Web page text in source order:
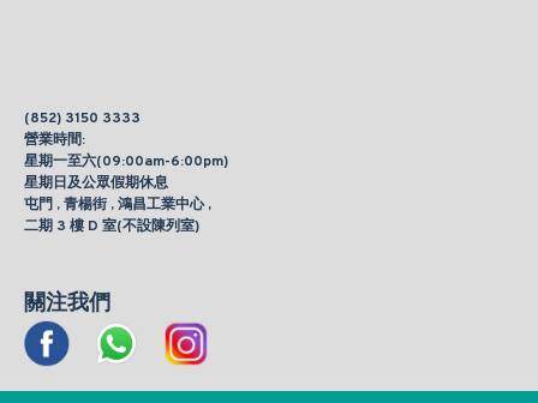
(852) 3150 3333
營業時間:
星期一至六(09:00am-6:00pm)
星期日及公眾假期休息
屯門 , 青楊街 , 鴻昌工業中心 ,
二期 3 樓 D 室(不設陳列室)
關注我們